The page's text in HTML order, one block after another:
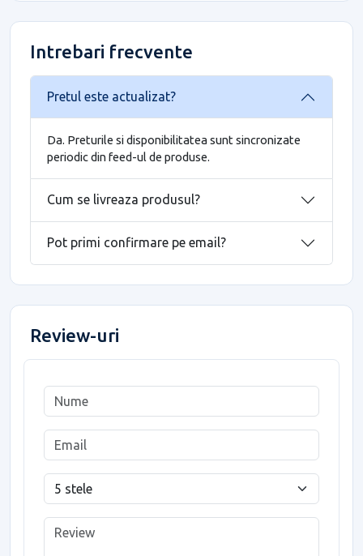
Intrebari frecvente
Pretul este actualizat?
Da. Preturile si disponibilitatea sunt sincronizate
periodic din feed-ul de produse.
Cum se livreaza produsul?
Pot primi confirmare pe email?
Review-uri